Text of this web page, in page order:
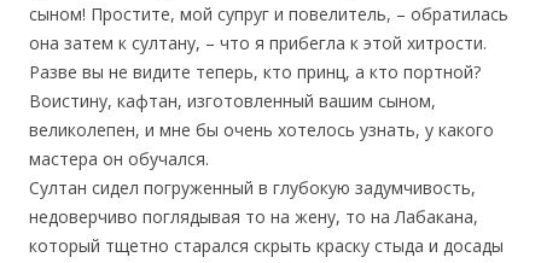
сыном! Простите, мой супруг и повелитель, – обратилась
она затем к султану, – что я прибегла к этой хитрости.
Разве вы не видите теперь, кто принц, а кто портной?
Воистину, кафтан, изготовленный вашим сыном,
великолепен, и мне бы очень хотелось узнать, у какого
мастера он обучался.
Султан сидел погруженный в глубокую задумчивость,
недоверчиво поглядывая то на жену, то на Лабакана,
который тщетно старался скрыть краску стыда и досады